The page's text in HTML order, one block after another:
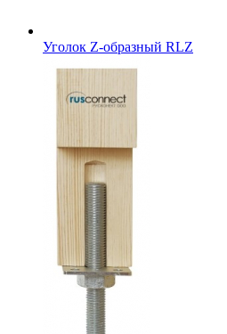
Уголок Z-образный RLZ